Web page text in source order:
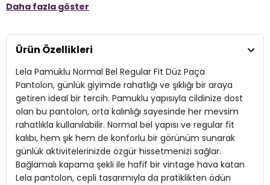
kombinlerinizin vazgeçilmezi olacak şekilde her türlü üstle
Giyim Tarzı:Günlük/Casual
Materyal:Pamuklu
Kapama Şekli:Bağlamalı
Cep Tipi: Cepli
Kumaş Tipi: Belirtilmemiş
Daha fazla göster
Ürün Özellikleri
Lela Pamuklu Normal Bel Regular Fit Düz Paça
Pantolon, günlük giyimde rahatlığı ve şıklığı bir araya
getiren ideal bir tercih. Pamuklu yapısıyla cildinize dost
olan bu pantolon, orta kalınlığı sayesinde her mevsim
rahatlıkla kullanılabilir. Normal bel yapısı ve regular fit
kalıbı, hem şık hem de konforlu bir görünüm sunarak
günlük aktivitelerinizde özgür hissetmenizi sağlar.
Bağlamalı kapama şekli ile hafif bir vintage hava katan
Lela pantolon, cepli tasarımıyla da pratiklikten ödün